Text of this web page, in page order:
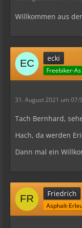
Willkommen aus
ecki
Freebiker-As
31. August 2021 um
Tach Bernhard,
Hach, da werden
Dann mal ein
Friedrich
Asphalt-